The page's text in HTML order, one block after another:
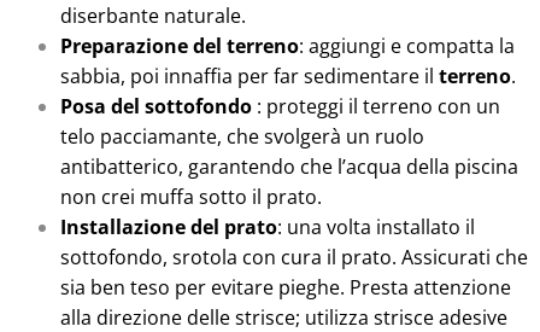
diserbante naturale.
Preparazione del terreno: aggiungi e compatta la
sabbia, poi innaffia per far sedimentare il terreno.
Posa del sottofondo : proteggi il terreno con un
telo pacciamante, che svolgerà un ruolo
antibatterico, garantendo che l’acqua della piscina
non crei muffa sotto il prato.
Installazione del prato: una volta installato il
sottofondo, srotola con cura il prato. Assicurati che
sia ben teso per evitare pieghe. Presta attenzione
alla direzione delle strisce; utilizza strisce adesive